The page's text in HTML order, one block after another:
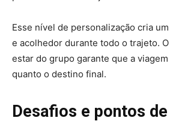
Esse nível de personalização cria
e acolhedor durante todo o trajeto.
estar do grupo garante que a
quanto o destino final.
Desafios e pontos